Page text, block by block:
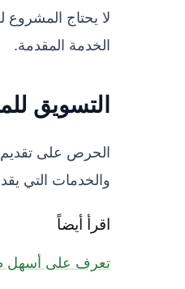
لا يحتاج المشروع
الخدمة المقدمة.
التسويق
الحرص على تقديم
والخدمات التي
اقرأ أيضاً
تعرف على أسهل